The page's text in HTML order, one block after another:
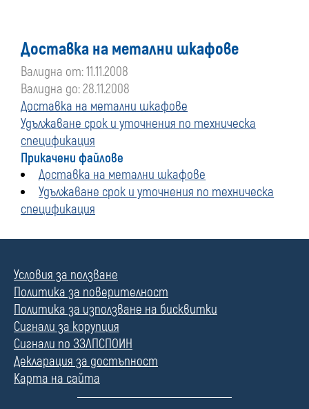
Доставка на метални шкафове
Валидна от: 11.11.2008
Валидна до: 28.11.2008
Доставка на метални шкафове
Удължаване срок и уточнения по техническа
спецификация
Прикачени файлове
Доставка на метални шкафове
Удължаване срок и уточнения по техническа
спецификация
Условия за ползване
Политика за поверителност
Политика за използване на бисквитки
Сигнали за корупция
Сигнали по ЗЗЛПСПОИН
Декларация за достъпност
Карта на сайта